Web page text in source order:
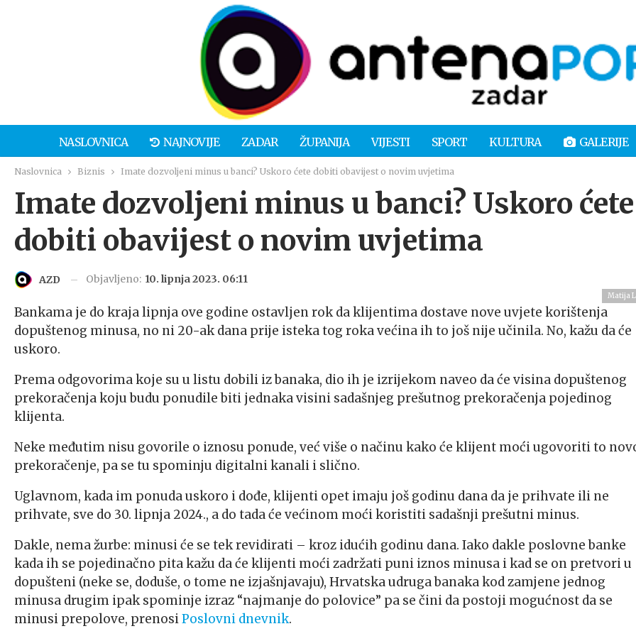
NASLOVNICA NAJNOVIJE ZADAR ŽUPANIJA VIJESTI SPORT KULTURA GALERIJE
Naslovnica Biznis Imate dozvoljeni minus u banci? Uskoro ćete dobiti obavijest o novim uvjetima
Imate dozvoljeni minus u banci? Uskoro ćete
dobiti obavijest o novim uvjetima
AZD Objavljeno: 10. lipnja 2023. 06:11
Matija
Bankama je do kraja lipnja ove godine ostavljen rok da klijentima dostave nove uvjete korištenja
dopuštenog minusa, no ni 20-ak dana prije isteka tog roka većina ih to još nije učinila. No, kažu da će
uskoro.
Prema odgovorima koje su u listu dobili iz banaka, dio ih je izrijekom naveo da će visina dopuštenog
prekoračenja koju budu ponudile biti jednaka visini sadašnjeg prešutnog prekoračenja pojedinog
klijenta.
Neke međutim nisu govorile o iznosu ponude, već više o načinu kako će klijent moći ugovoriti to
prekoračenje, pa se tu spominju digitalni kanali i slično.
Uglavnom, kada im ponuda uskoro i dođe, klijenti opet imaju još godinu dana da je prihvate ili ne
prihvate, sve do 30. lipnja 2024., a do tada će većinom moći koristiti sadašnji prešutni minus.
Dakle, nema žurbe: minusi će se tek revidirati – kroz idućih godinu dana. Iako dakle poslovne banke
kada ih se pojedinačno pita kažu da će klijenti moći zadržati puni iznos minusa i kad se on pretvori u
dopušteni (neke se, doduše, o tome ne izjašnjavaju), Hrvatska udruga banaka kod zamjene jednog
minusa drugim ipak spominje izraz “najmanje do polovice” pa se čini da postoji mogućnost da se
minusi prepolove, prenosiPoslovni dnevnik.